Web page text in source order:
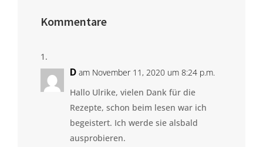
Kommentare
D am November 11, 2020 um 8:24 p.m.
Hallo Ulrike, vielen Dank für die
Rezepte, schon beim lesen war ich
begeistert. Ich werde sie alsbald
ausprobieren.